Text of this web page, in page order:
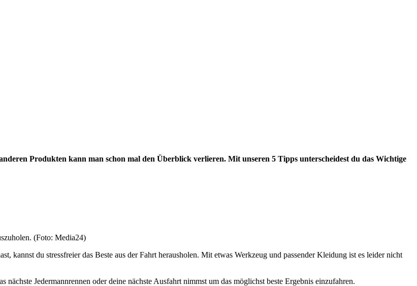
Produkten kann man schon mal den Überblick verlieren. Mit unseren 5 Tipps unterscheidest du das Wichtige
(Foto: Media24)
kannst du stressfreier das Beste aus der Fahrt herausholen. Mit etwas Werkzeug und passender Kleidung ist es leider nicht
Jedermannrennen oder deine nächste Ausfahrt nimmst um das möglichst beste Ergebnis einzufahren.